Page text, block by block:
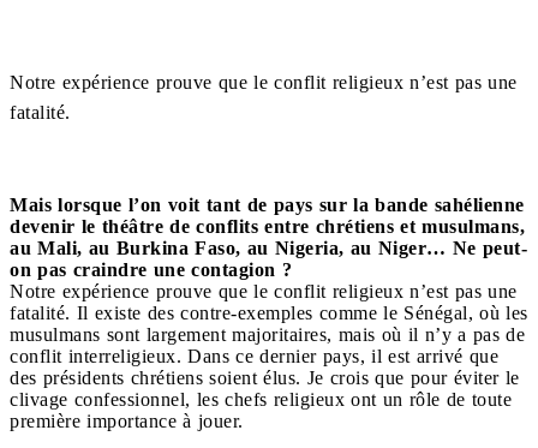
Notre expérience prouve que le conflit religieux n’est pas une
fatalité.
Mais lorsque l’on voit tant de pays sur la bande sahélienne
devenir le théâtre de conflits entre chrétiens et musulmans,
au Mali, au Burkina Faso, au Nigeria, au Niger… Ne peut-
on pas craindre une contagion ?
Notre expérience prouve que le conflit religieux n’est pas une
fatalité. Il existe des contre-exemples comme le Sénégal, où les
musulmans sont largement majoritaires, mais où il n’y a pas de
conflit interreligieux. Dans ce dernier pays, il est arrivé que
des présidents chrétiens soient élus. Je crois que pour éviter le
clivage confessionnel, les chefs religieux ont un rôle de toute
première importance à jouer.